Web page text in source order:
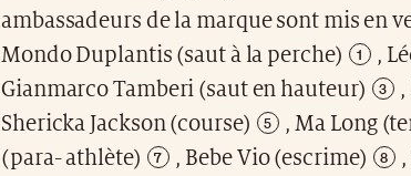
ambassadeurs de la marque sont mis en
Mondo Duplantis (saut à la perche)
,
Gianmarco Tamberi (saut en hauteur)
,
Shericka Jackson (course)
,Ma Long
(para- athlète)
, Bebe Vio (escrime) ,